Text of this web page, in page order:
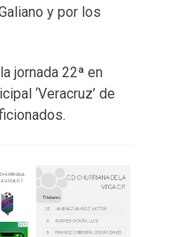
y por los
jornada 22ª en
‘Veracruz’ de